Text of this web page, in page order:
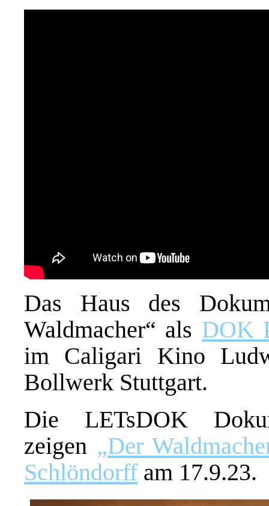
Das Haus des
Waldmacher“ als DOK
im Caligari Kino
Bollwerk Stuttgart.
Die LETsDOK
zeigen „Der
Schlöndorffam 17.9.23.